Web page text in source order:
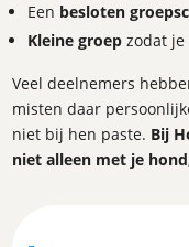
Een besloten
Kleine groep zodat je
Veel deelnemers
misten daar
niet bij hen paste. Bij
niet alleen met je